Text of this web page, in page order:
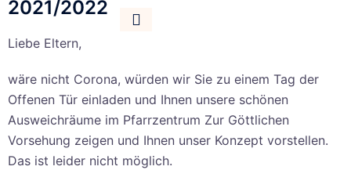
2021/2022
Liebe Eltern,
wäre nicht Corona, würden wir Sie zu einem Tag der
Offenen Tür einladen und Ihnen unsere schönen
Ausweichräume im Pfarrzentrum Zur Göttlichen
Vorsehung zeigen und Ihnen unser Konzept vorstellen.
Das ist leider nicht möglich.